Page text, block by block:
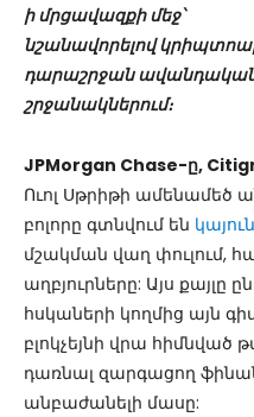
ի մրցավազքի մեջ՝
նշանավորելով
դարաշրջան
շրջանակներում։
JPMorgan Chase-ը,
Ուոլ Սթրիթի ամենամեծ
բոլորը գտնվում են
մշակման վաղ փուլում,
աղբյուրները: Այս քայլը
հսկաների կողմից այն
բլոկչեյնի վրա հիմնված
դառնալ զարգացող
անբաժանելի մասը: